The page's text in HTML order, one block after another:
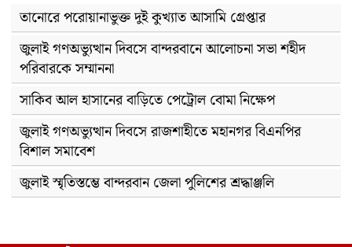
তানোরে পরোয়ানাভুক্ত দুই কুখ্যাত আসামি গ্রেপ্তার
জুলাই গণঅভ্যুত্থান দিবসে বান্দরবানে আলোচনা সভা শহীদ
পরিবারকে সম্মাননা
সাকিব আল হাসানের বাড়িতে পেট্রোল বোমা নিক্ষেপ
জুলাই গণঅভ্যুত্থান দিবসে রাজশাহীতে মহানগর বিএনপির
বিশাল সমাবেশ
জুলাই স্মৃতিস্তম্ভে বান্দরবান জেলা পুলিশের শ্রদ্ধাঞ্জলি